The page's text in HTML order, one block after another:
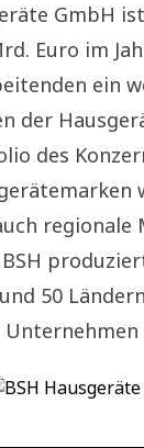
GmbH
Euro im
ein
der
des
regionale
50